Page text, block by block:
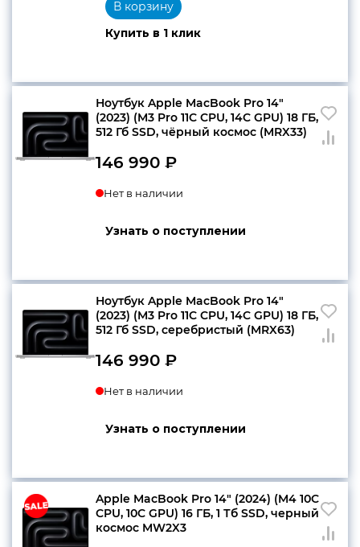
Купить в 1 клик
В корзину
Ноутбук Apple MacBook Pro 14″
(2023) (M3 Pro 11C CPU, 14C GPU) 18 ГБ,
512 Гб SSD, чёрный космос (MRX33)
146 990 ₽
Нет в наличии
Узнать о поступлении
Ноутбук Apple MacBook Pro 14″
(2023) (M3 Pro 11C CPU, 14C GPU) 18 ГБ,
512 Гб SSD, серебристый (MRX63)
146 990 ₽
Нет в наличии
Узнать о поступлении
Apple MacBook Pro 14″ (2024) (M4 10C
CPU, 10C GPU) 16 ГБ, 1 Тб SSD, черный
космос MW2X3